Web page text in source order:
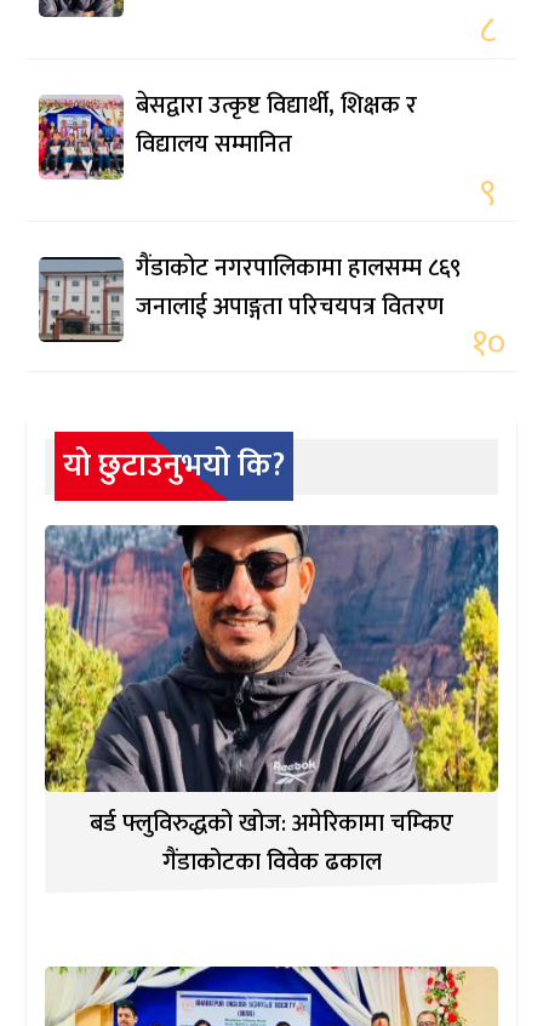
८
बेसद्वारा उत्कृष्ट विद्यार्थी, शिक्षक र
विद्यालय सम्मानित
९
गैंडाकोट नगरपालिकामा हालसम्म ८६९
जनालाई अपाङ्गता परिचयपत्र वितरण
१०
यो छुटाउनुभयो कि?
बर्ड फ्लुविरुद्धको खोज: अमेरिकामा चम्किए
गैंडाकोटका विवेक ढकाल